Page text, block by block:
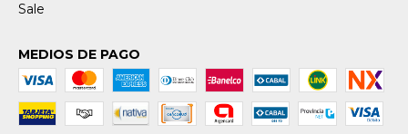
Sale
MEDIOS DE PAGO